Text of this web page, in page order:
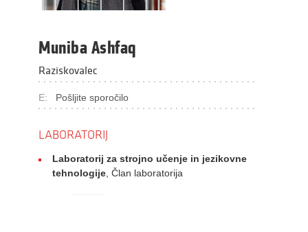
Muniba Ashfaq
Raziskovalec
E: Pošljite sporočilo
LABORATORIJ
Laboratorij za strojno učenje in jezikovne
tehnologije , Član laboratorija